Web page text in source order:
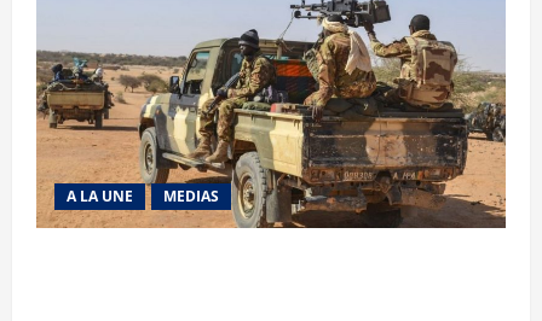
A LA UNE MEDIAS